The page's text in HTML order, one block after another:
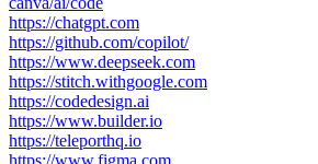
https://chatgpt.com
https://github.com/copilot/
https://www.deepseek.com
https://stitch.withgoogle.com
https://codedesign.ai
https://www.builder.io
https://teleporthq.io
https://www.figma.com